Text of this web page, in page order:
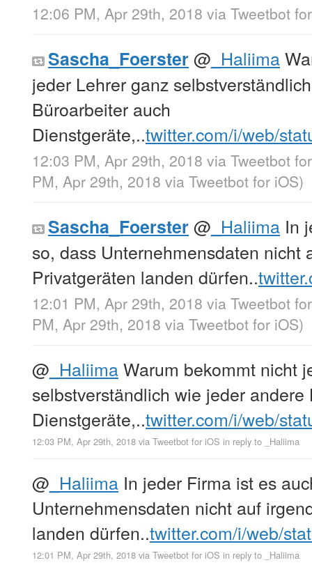
12:06 PM, Apr 29th, 2018 via Tweetbot
Sascha_Foerster@ _Haliima
jeder Lehrer ganz
Büroarbeiter auch
Dienstgeräte,..twitter.com/i/web/
12:03 PM, Apr 29th, 2018 via Tweetbot
PM, Apr 29th, 2018 via Tweetbot for iΟS)
Sascha_Foerster@ _Haliima In
so, dass Unternehmensdaten nicht
Privatgeräten landen dürfen..
12:01 PM, Apr 29th, 2018 via Tweetbot
PM, Apr 29th, 2018 via Tweetbot for iΟS)
@ _HaliimaWarum bekommt nicht
selbstverständlich wie jeder
Dienstgeräte,..twitter.com/i/web/
12:03 PM, Apr 29th, 2018 via Tweetbot for iΟS in reply to _Haliima
@ _Haliima In jeder Firma ist es
Unternehmensdaten nicht auf
landen dürfen..twitter.com/i/web/
12:01 PM, Apr 29th, 2018 via Tweetbot for iΟS in reply to _Haliima